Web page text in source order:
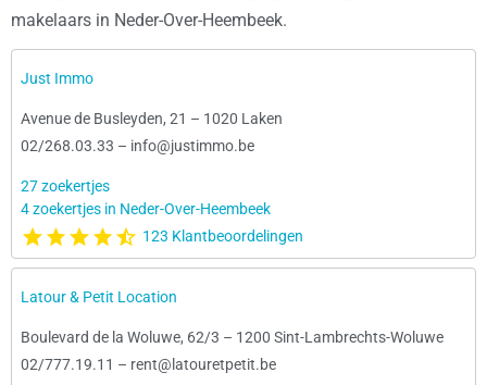
makelaars in Neder-Over-Heembeek.
Just Immo
Avenue de Busleyden, 21 – 1020 Laken
02/268.03.33 – info@justimmo.be
27 zoekertjes
4 zoekertjes in Neder-Over-Heembeek
123 Klantbeoordelingen
Latour & Petit Location
Boulevard de la Woluwe, 62/3 – 1200 Sint-Lambrechts-Woluwe
02/777.19.11 – rent@latouretpetit.be